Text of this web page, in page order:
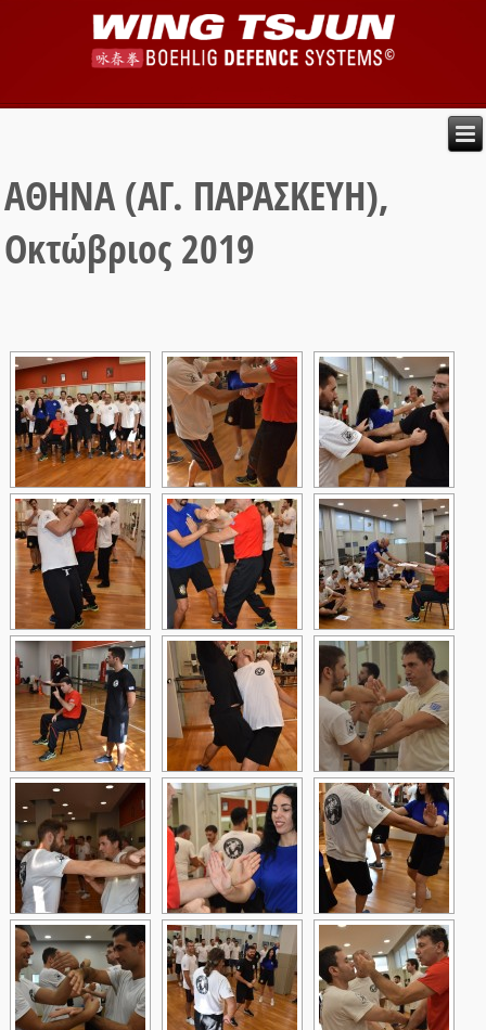
ΑΘΗΝΑ (ΑΓ. ΠΑΡΑΣΚΕΥΗ),
Οκτώβριος 2019